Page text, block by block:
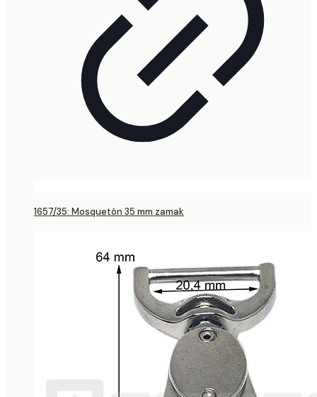
1657/35: Mosquetón 35 mm zamak